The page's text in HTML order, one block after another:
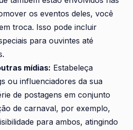
os eventos deles, você
troca. Isso pode incluir
para ouvintes até
mídias: Estabeleça
ou influenciadores da sua
de postagens em conjunto
de carnaval, por exemplo,
para ambos, atingindo